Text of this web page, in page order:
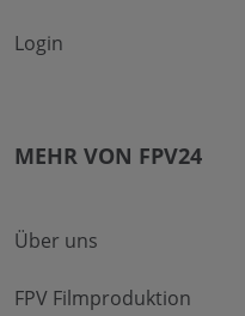
Login
MEHR VON FPV24
Über uns
FPV Filmproduktion